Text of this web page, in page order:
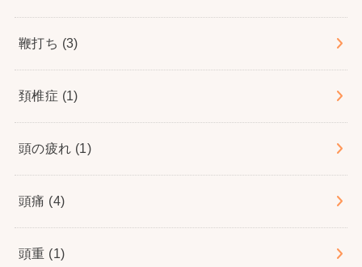
鞭打ち (3)
頚椎症 (1)
頭の疲れ (1)
頭痛 (4)
頭重 (1)